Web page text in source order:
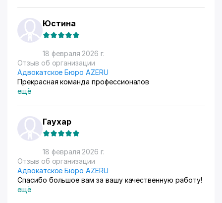
Юстина
18 февраля 2026 г.
Отзыв об организации
Адвокатское Бюро AZERU
Прекрасная команда профессионалов
ещё
Гаухар
18 февраля 2026 г.
Отзыв об организации
Адвокатское Бюро AZERU
Спасибо большое вам за вашу качественную работу!
ещё